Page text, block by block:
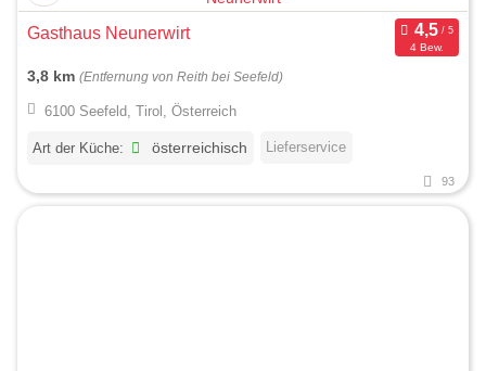
Gasthaus Neunerwirt
4 Bew.
3,8 km (Entfernung von Reith bei Seefeld)
6100 Seefeld, Tirol, Österreich
Art der Küche: österreichisch Lieferservice
93